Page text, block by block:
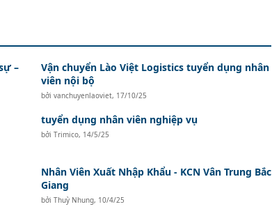
–
Vận chuyển Lào Việt Logistics tuyển dụng nhân
viên nội bộ
bởi vanchuyenlaoviet, 17/10/25
tuyển dụng nhân viên nghiệp vụ
bởi Trimico, 14/5/25
Nhân Viên Xuất Nhập Khẩu - KCN Vân Trung Bắc
Giang
bởi Thuỳ Nhung, 10/4/25